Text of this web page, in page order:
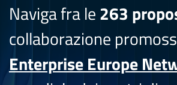
Naviga fra le263
collaborazione
Enterprise Europe